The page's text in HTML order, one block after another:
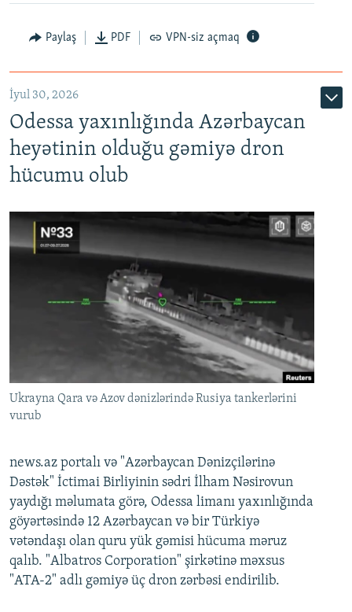
Paylaş PDF VPN-siz açmaq
İyul 30, 2026
Odessa yaxınlığında Azərbaycan
heyətinin olduğu gəmiyə dron
hücumu olub
Ukrayna Qara və Azov dənizlərində Rusiya tankerlərini
vurub
news.az portalı və "Azərbaycan Dənizçilərinə
Dəstək" İctimai Birliyinin sədri İlham Nəsirovun
yaydığı məlumata görə, Odessa limanı yaxınlığında
göyərtəsində 12 Azərbaycan və bir Türkiyə
vətəndaşı olan quru yük gəmisi hücuma məruz
qalıb. "Albatros Corporation" şirkətinə məxsus
"ATA-2" adlı gəmiyə üç dron zərbəsi endirilib.